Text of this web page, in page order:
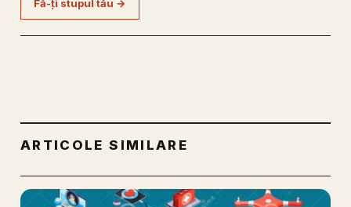
Fă-ți stupul tău →
ARTICOLE SIMILARE